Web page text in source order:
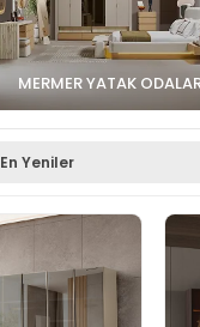
MERMER YATAK
En Yeniler